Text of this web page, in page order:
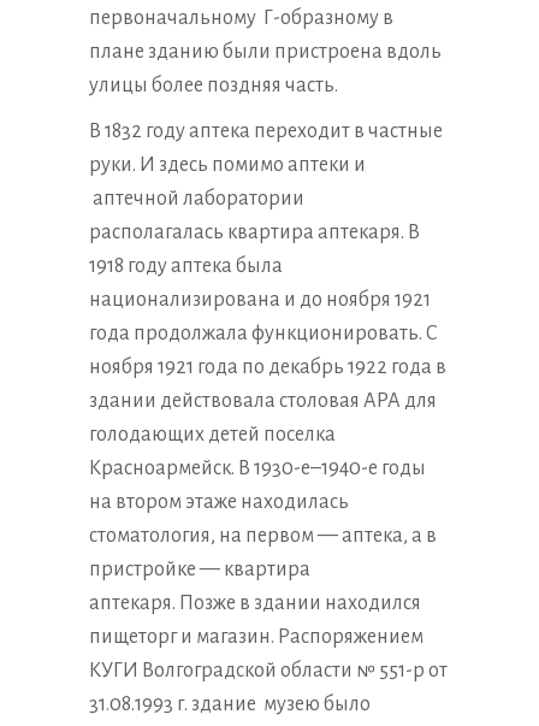
первоначальному Г-образному в
плане зданию были пристроена вдоль
улицы более поздняя часть.
В 1832 году аптека переходит в частные
руки. И здесь помимо аптеки и
аптечной лаборатории
располагалась квартира аптекаря. В
1918 году аптека была
национализирована и до ноября 1921
года продолжала функционировать. С
ноября 1921 года по декабрь 1922 года в
здании действовала столовая АРА для
голодающих детей поселка
Красноармейск. В 1930-е–1940-е годы
на втором этаже находилась
стоматология, на первом — аптека, а в
пристройке — квартира
аптекаря. Позже в здании находился
пищеторг и магазин. Распоряжением
КУГИ Волгоградской области № 551-р от
31.08.1993 г. здание музею было